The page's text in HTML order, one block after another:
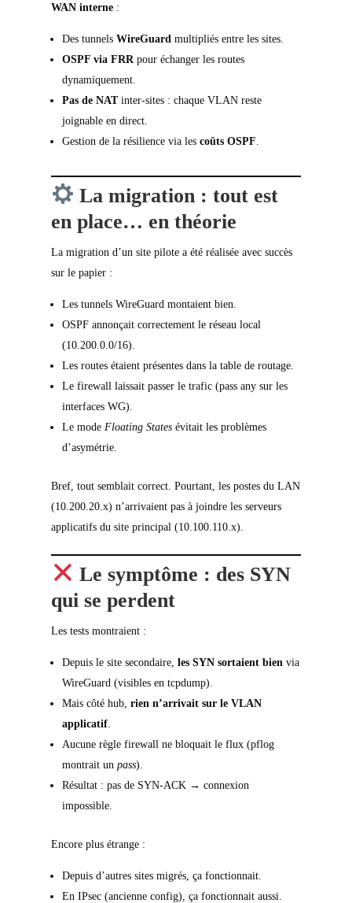
WAN interne:
Des tunnels WireGuard multipliés entre les sites.
OSPF via FRR pour échanger les routes
dynamiquement.
Pas de NATinter-sites : chaque VLAN reste
joignable en direct.
Gestion de la résilience via les coûts OSPF
La migration : tout est
en place… en théorie
La migration d’un site pilote a été réalisée avec succès
sur le papier :
Les tunnels WireGuard montaient bien.
OSPF annonçait correctement le réseau local
(10.200.0.0/16).
Les routes étaient présentes dans la table de routage.
Le firewall laissait passer le trafic (pass any sur les
interfaces WG).
Le mode Floating Statesévitait les problèmes
d’asymétrie.
Bref, tout semblait correct. Pourtant, les postes du LAN
(10.200.20.x) n’arrivaient pas à joindre les serveurs
applicatifs du site principal (10.100.110.x).
Le symptôme : des SYN
qui se perdent
Les tests montraient :
Depuis le site secondaire, les SYN sortaient bien via
WireGuard (visibles en tcpdump).
Mais côté hub, rien n’arrivait sur le VLAN
applicatif.
Aucune règle firewall ne bloquait le flux (pflog
montrait un pass).
Résultat : pas de SYN-ACK → connexion
impossible.
Encore plus étrange :
Depuis d’autres sites migrés, ça fonctionnait.
En IPsec (ancienne config), ça fonctionnait aussi.